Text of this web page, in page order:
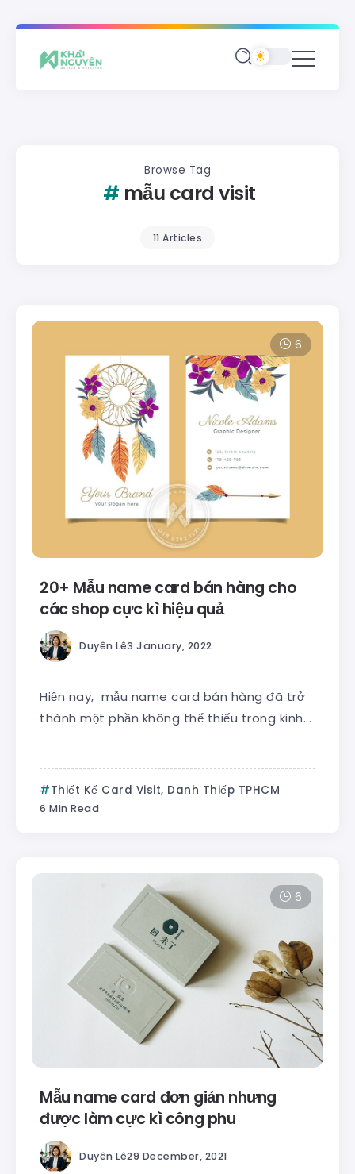
Browse Tag
mẫu card visit
11 Articles
6
20+ Mẫu name card bán hàng cho
các shop cực kì hiệu quả
Duyên Lê3 January, 2022
Hiện nay, mẫu name card bán hàng đã trở
thành một phần không thể thiếu trong kinh...
Thiết Kế Card Visit, Danh Thiếp TPHCM
6 Min Read
6
Mẫu name card đơn giản nhưng
được làm cực kì công phu
Duyên Lê29 December, 2021